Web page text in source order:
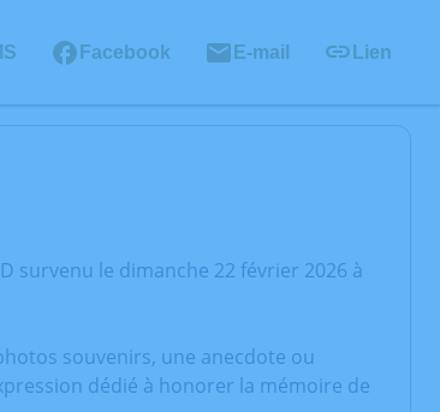
Facebook E-mail Lien
survenu le dimanche 22 février 2026 à
souvenirs, une anecdote ou
dédié à honorer la mémoire de